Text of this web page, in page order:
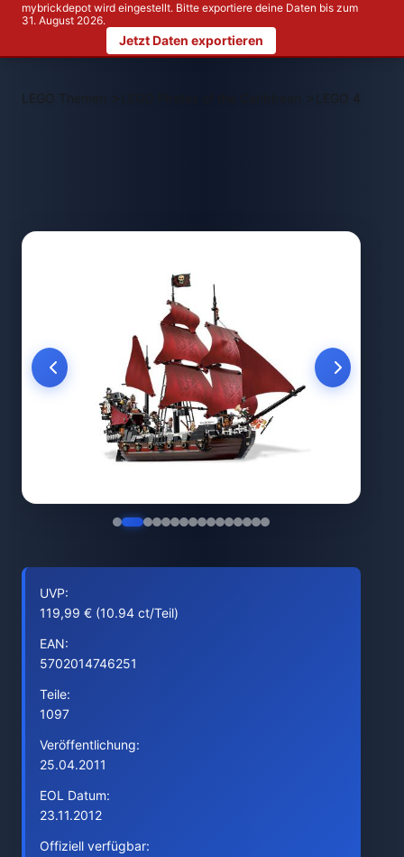
mybrickdepot wird eingestellt. Bitte exportiere deine Daten bis zum
31. August 2026.
Jetzt Daten exportieren
LEGO Themen > LEGO Pirates of the Caribbean > LEGO 4195
UVP:
119,99 € (10.94 ct/Teil)
EAN:
5702014746251
Teile:
1097
Veröffentlichung:
25.04.2011
EOL Datum:
23.11.2012
Offiziell verfügbar: